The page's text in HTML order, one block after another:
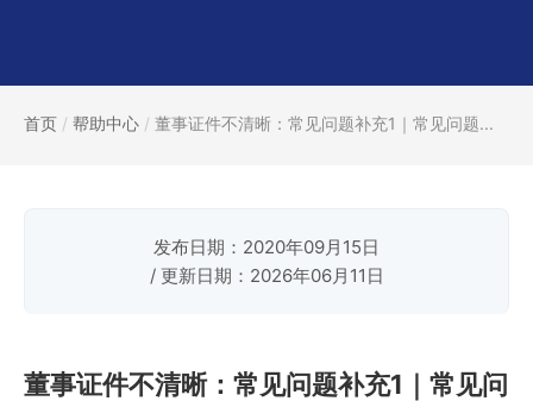
首页 / 帮助中心 / 董事证件不清晰：常见问题补充1｜常见问题...
发布日期：2020年09月15日
/ 更新日期：2026年06月11日
董事证件不清晰：常见问题补充1｜常见问